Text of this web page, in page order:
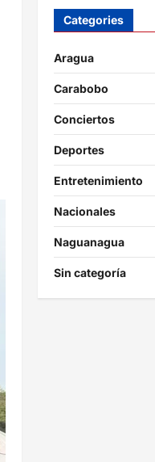
Categories
Aragua
Carabobo
Conciertos
Deportes
Entretenimiento
Nacionales
Naguanagua
Sin categoría